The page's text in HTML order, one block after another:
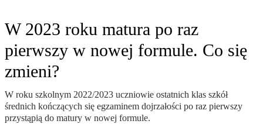
W 2023 roku matura po raz
pierwszy w nowej formule. Co się
zmieni?
W roku szkolnym 2022/2023 uczniowie ostatnich klas szkół
średnich kończących się egzaminem dojrzałości po raz pierwszy
przystąpią do matury w nowej formule.